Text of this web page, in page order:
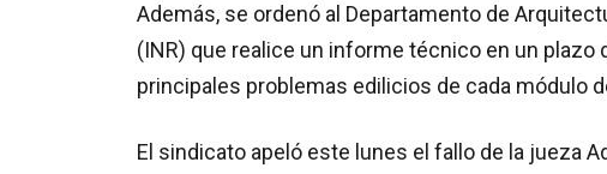
Además, se ordenó al Departamento de
(INR) que realice un informe técnico en un
principales problemas edilicios de cada módulo
El sindicato apeló este lunes el fallo de la jueza